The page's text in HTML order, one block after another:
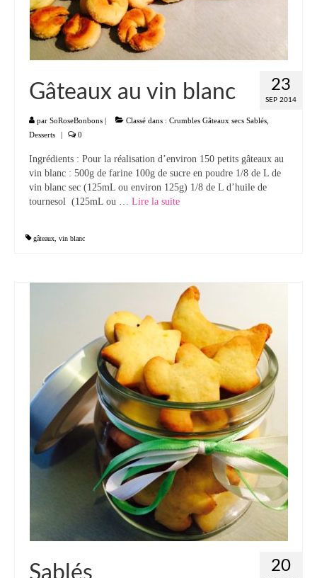
23
SEP 2014
Gâteaux au vin blanc
par SoRoseBonbons | Classé dans : Crumbles Gâteaux secs Sablés
Desserts
| 0
Ingrédients : Pour la réalisation d’environ 150 petits gâteaux au
vin blanc : 500g de farine 100g de sucre en poudre 1/8 de L de
vin blanc sec (125mL ou environ 125g) 1/8 de L d’huile de
tournesol (125mL ou … Lire la suite­­
gâteaux vin blanc
20
Sablés